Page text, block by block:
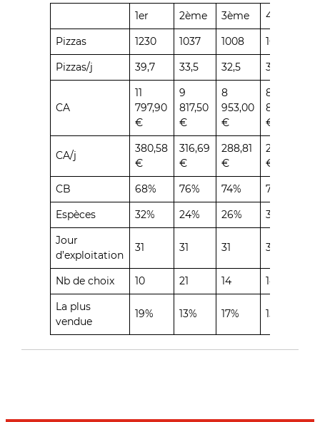
1er 2ème 3ème 4ème
Pizzas
1230 1037 1008 1051
Pizzas/j
39,7 33,5 32,5 33,9
CA
11
797,90
€
9
817,50
€
8
953,00
€
8
822,60
€
CA/j
380,58
€
316,69
€
288,81
€
284,60
€
CB
68% 76% 74% 70%
Espèces
32% 24% 26% 30%
Jour
d’exploitation
31 31 31 31
Nb de choix 10 21 14 14
La plus
vendue
19% 13% 17% 15%